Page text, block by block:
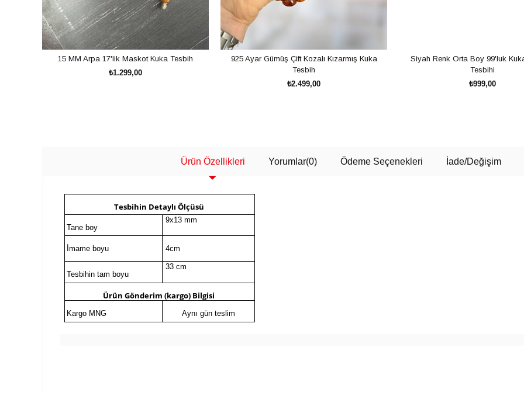
15 MM Arpa 17'lik Maskot Kuka Tesbih
₺1.299,00
925 Ayar Gümüş Çift Kozalı Kızarmış Kuka
Tesbih
₺2.499,00
Siyah Renk Orta Boy 99'luk
Tesbihi
₺999,00
Ürün Özellikleri Yorumlar(0) Ödeme Seçenekleri İade/Değişim
Tesbihin Detaylı Ölçüsü
Tane boy
9x13 mm
İmame boyu 4cm
Tesbihin tam boyu
33 cm
Ürün Gönderim (kargo) Bilgisi
Kargo MNG Aynı gün teslim